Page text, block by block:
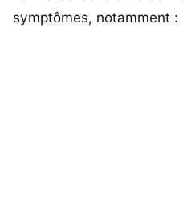
symptômes, notamment :